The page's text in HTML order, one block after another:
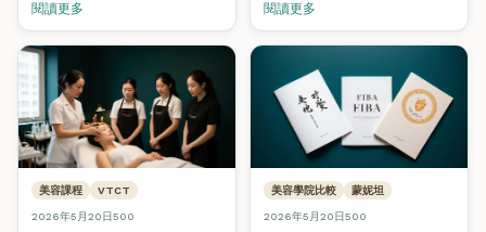
操作流程（SOP），對應 ITEC /
VTCT 國際美容認證實操考核要
求。
閱讀更多
激光 / 紋眉 / Hifu 治療參考。附
互動 3D 解剖模型。
閱讀更多
美容課程 VTCT
2026年5月20日500
美容學院比較 蒙妮坦
2026年5月20日500